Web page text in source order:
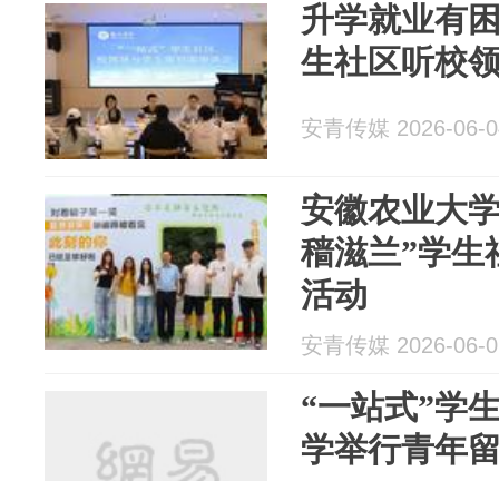
升学就业有
生社区听校
安青传媒 2026-06-
安徽农业大
穑滋兰”学生
活动
安青传媒 2026-06-
“一站式”学
学举行青年